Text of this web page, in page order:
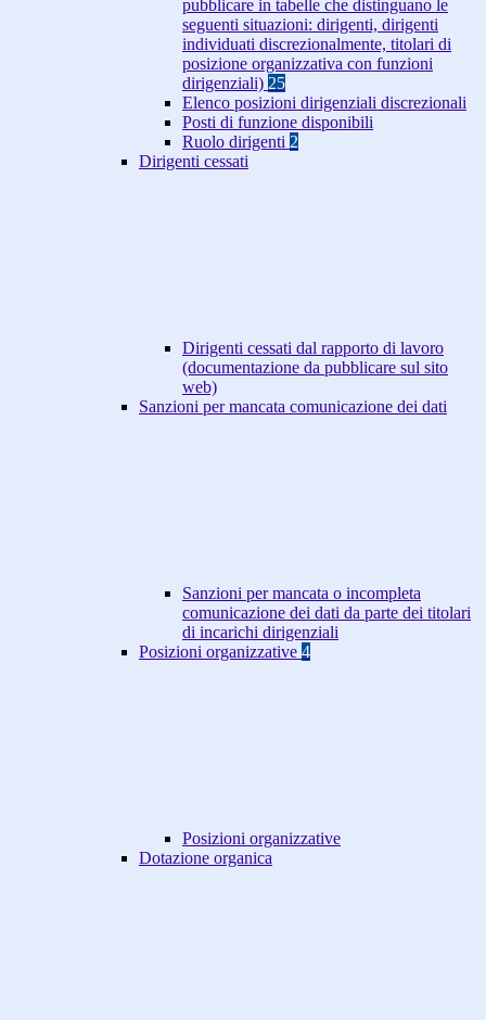
pubblicare in tabelle che distinguano le
seguenti situazioni: dirigenti, dirigenti
individuati discrezionalmente, titolari di
posizione organizzativa con funzioni
dirigenziali) 25
Elenco posizioni dirigenziali discrezionali
Posti di funzione disponibili
Ruolo dirigenti 2
Dirigenti cessati
Dirigenti cessati dal rapporto di lavoro
(documentazione da pubblicare sul sito
web)
Sanzioni per mancata comunicazione dei dati
Sanzioni per mancata o incompleta
comunicazione dei dati da parte dei titolari
di incarichi dirigenziali
Posizioni organizzative 4
Posizioni organizzative
Dotazione organica